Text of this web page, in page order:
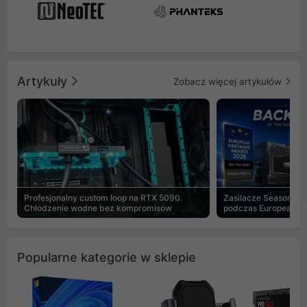
Artykuły Zobacz więcej artykułów
Profesjonalny custom loop na RTX 5090.
Chłodzenie wodne bez kompromisów
Zasilacze Seasonic
podczas European
Popularne kategorie w sklepie